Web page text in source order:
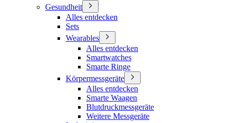
Gesundheit
Alles entdecken
Sets
Wearables
Alles entdecken
Smartwatches
Smarte Ringe
Körpermessgeräte
Alles entdecken
Smarte Waagen
Blutdruckmessgeräte
Weitere Messgeräte